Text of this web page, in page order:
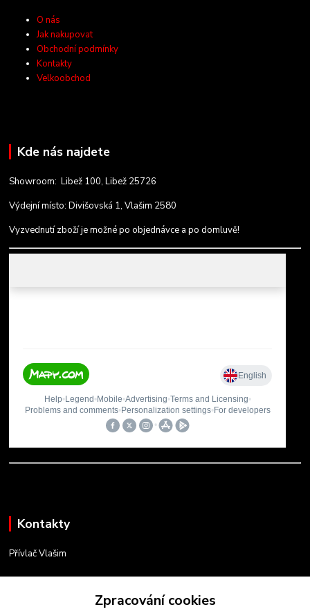
O nás
Jak nakupovat
Obchodní podmínky
Kontakty
Velkoobchod
Kde nás najdete
Showroom: Libež 100, Libež 25726
Výdejní místo: Divišovská 1, Vlašim 2580
Vyzvednutí zboží je možné po objednávce a po domluvě!
Kontakty
Přívlač Vlašim
734 754 584
Zpracování cookies